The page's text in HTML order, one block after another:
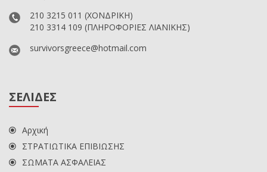
210 3215 011 (ΧΟΝΔΡΙΚΗ)
210 3314 109 (ΠΛΗΡΟΦΟΡΙΕΣ ΛΙΑΝΙΚΗΣ)
survivorsgreece@hotmail.com
ΣΕΛΙΔΕΣ
Αρχική
ΣΤΡΑΤΙΩΤΙΚΑ ΕΠΙΒΙΩΣΗΣ
ΣΩΜΑΤΑ ΑΣΦΑΛΕΙΑΣ